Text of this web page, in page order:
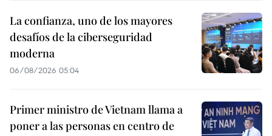
La confianza, uno de los mayores
desafíos de la ciberseguridad
moderna
06/08/2026 05:04
Primer ministro de Vietnam llama a
poner a las personas en centro de